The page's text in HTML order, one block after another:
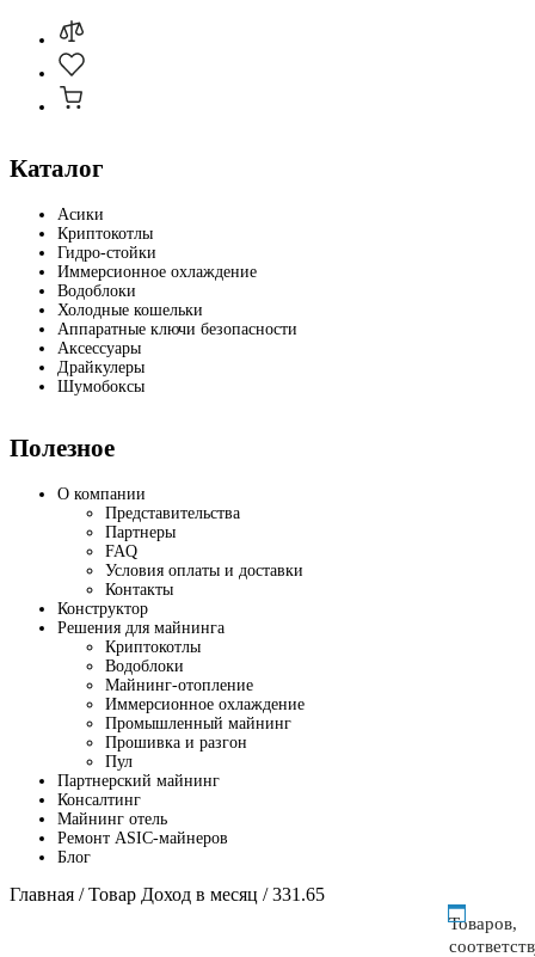
Каталог
Асики
Криптокотлы
Гидро-стойки
Иммерсионное охлаждение
Водоблоки
Холодные кошельки
Аппаратные ключи безопасности
Аксессуары
Драйкулеры
Шумобоксы
Полезное
О компании
Представительства
Партнеры
FAQ
Условия оплаты и доставки
Контакты
Конструктор
Решения для майнинга
Криптокотлы
Водоблоки
Майнинг-отопление
Иммерсионное охлаждение
Промышленный майнинг
Прошивка и разгон
Пул
Партнерский майнинг
Консалтинг
Майнинг отель
Ремонт ASIC-майнеров
Блог
Главная / Товар Доход в месяц / 331.65
Товаров,